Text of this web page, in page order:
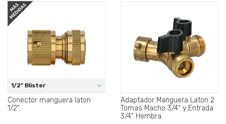
1/2" Blister
Conector manguera laton
1/2".
Adaptador Manguera Laton 2
Tomas Macho 3/4" y Entrada
3/4" Hembra.